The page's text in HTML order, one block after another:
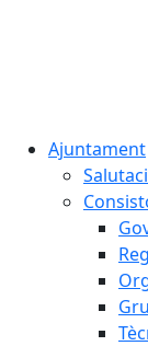
Ajuntament